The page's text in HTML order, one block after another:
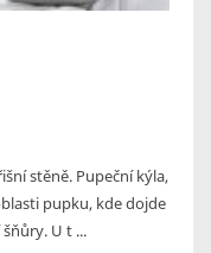
stěně. Pupeční kýla,
pupku, kde dojde
U t ...